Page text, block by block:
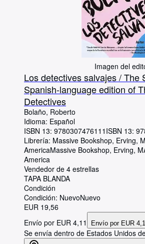
Imagen del
Los detectives salvajes / The
Spanish-language edition of
Detectives
Bolaño, Roberto
Idioma: Español
ISBN 13: 9780307476111 ISBN 13:
Librería: Massive Bookshop, Erving,
AmericaMassive Bookshop, Erving,
America
Vendedor de 4 estrellas
TAPA BLANDA
Condición
Condición: NuevoNuevo
EUR 19,56
Envío por EUR 4,11
Envío por EUR
Se envía dentro de Estados Unidos